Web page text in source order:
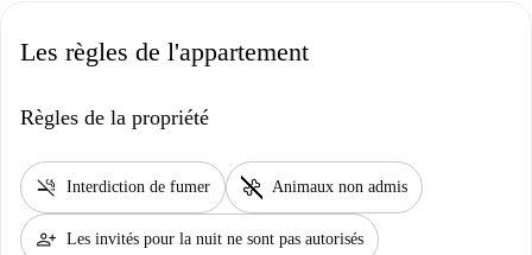
Les règles de l'appartement
Règles de la propriété
smoke_free Interdiction de fumer pet_supplies Animaux non admis
person_add Les invités pour la nuit ne sont pas autorisés